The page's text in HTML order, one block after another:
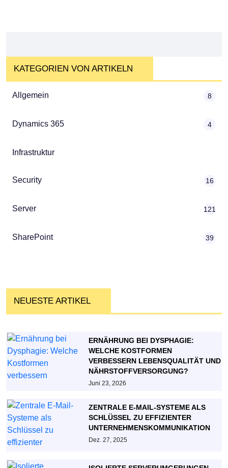
KATEGORIEN VON ARTIKELN
Allgemein 8
Dynamics 365 4
Infrastruktur
Security 16
Server 121
SharePoint 39
NEUESTE ARTIKEL
ERNÄHRUNG BEI DYSPHAGIE:
WELCHE KOSTFORMEN
VERBESSERN LEBENSQUALITÄT UND
NÄHRSTOFFVERSORGUNG?
Juni 23, 2026
ZENTRALE E-MAIL-SYSTEME ALS
SCHLÜSSEL ZU EFFIZIENTER
UNTERNEHMENSKOMMUNIKATION
Dez. 27, 2025